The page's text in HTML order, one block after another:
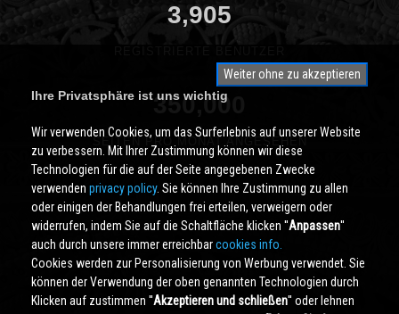
3,905
350,000
SEITEN PRO MONAT ANGESEHEN
Weiter ohne zu akzeptieren
Ihre Privatsphäre ist uns wichtig
Wir verwenden Cookies, um das Surferlebnis auf unserer Website
zu verbessern. Mit Ihrer Zustimmung können wir diese
Technologien für die auf der Seite angegebenen Zwecke
verwenden privacy policy. Sie können Ihre Zustimmung zu allen
oder einigen der Behandlungen frei erteilen, verweigern oder
widerrufen, indem Sie auf die Schaltfläche klicken ''Anpassen''
auch durch unsere immer erreichbarcookies info.
Cookies werden zur Personalisierung von Werbung verwendet. Sie
können der Verwendung der oben genannten Technologien durch
Klicken auf zustimmen ''Akzeptieren und schließen'' oder lehnen